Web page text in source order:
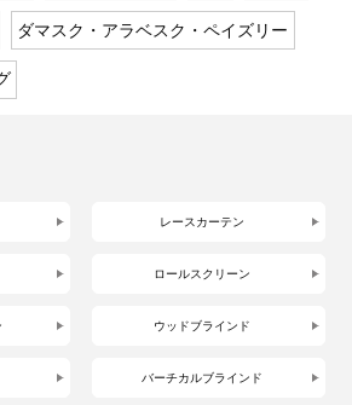
ダマスク・アラベスク・ペイズリー
レースカーテン
ロールスクリーン
ウッドブラインド
バーチカルブラインド